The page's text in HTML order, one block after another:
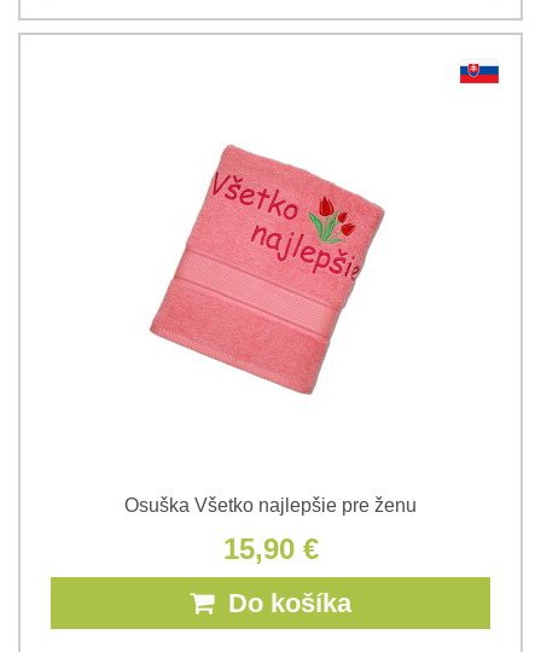
Osuška Všetko najlepšie pre ženu
15,90 €
Do košíka